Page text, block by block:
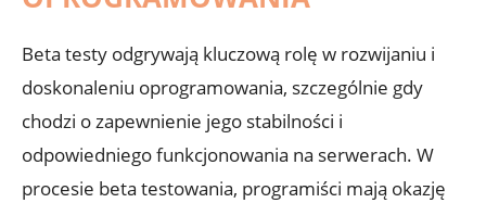
Beta ‍testy odgrywają​ kluczową rolę w rozwijaniu i
doskonaleniu oprogramowania, ​szczególnie gdy
chodzi o zapewnienie⁣ jego stabilności i
odpowiedniego funkcjonowania na serwerach. W
procesie beta ‍testowania, ⁣programiści mają okazję